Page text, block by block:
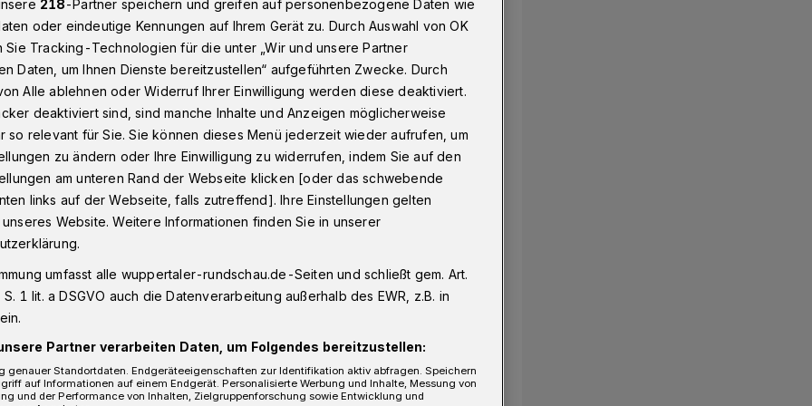
veranstaltet Manufakturtage im Codeks Wuppertal
im Codeks
voller Kaffee
Zubereitung - Kaffee ist eine Kunst für
die Deutsche Röstergilde
erstmals ihre traditonellen
218-Partner speichern und greifen auf personenbezogene Daten wie
oder eindeutige Kennungen auf Ihrem Gerät zu. Durch Auswahl von OK
Sie Tracking-Technologien für die unter „Wir und unsere Partner
Daten, um Ihnen Dienste bereitzustellen“ aufgeführten Zwecke. Durch
Alle ablehnen oder Widerruf Ihrer Einwilligung werden diese deaktiviert.
deaktiviert sind, sind manche Inhalte und Anzeigen möglicherweise
so relevant für Sie. Sie können dieses Menü jederzeit wieder aufrufen, um
zu ändern oder Ihre Einwilligung zu widerrufen, indem Sie auf den
am unteren Rand der Webseite klicken [oder das schwebende
links auf der Webseite, falls zutreffend]. Ihre Einstellungen gelten
Website. Weitere Informationen finden Sie in unserer
umfasst alle wuppertaler-rundschau.de-Seiten und schließt gem. Art.
1 lit. a DSGVO auch die Datenverarbeitung außerhalb des EWR, z.B. in
Partner verarbeiten Daten, um Folgendes bereitzustellen:
genauer Standortdaten. Endgeräteeigenschaften zur Identifikation aktiv abfragen. Speichern
auf Informationen auf einem Endgerät. Personalisierte Werbung und Inhalte, Messung von
und der Performance von Inhalten, Zielgruppenforschung sowie Entwicklung und